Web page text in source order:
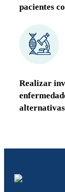
pacientes
Realizar